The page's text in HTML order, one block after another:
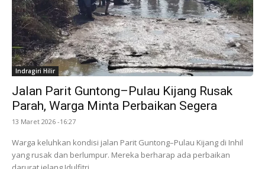
Indragiri Hilir
Jalan Parit Guntong–Pulau Kijang Rusak
Parah, Warga Minta Perbaikan Segera
13 Maret 2026 -16:27
Warga keluhkan kondisi jalan Parit Guntong–Pulau Kijang di Inhil
yang rusak dan berlumpur. Mereka berharap ada perbaikan